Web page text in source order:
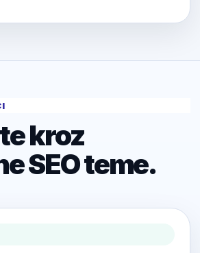
kroz
SEO teme.